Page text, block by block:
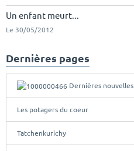
Un enfant meurt...
Le 30/05/2012
Dernières pages
Dernières nouvelles
Les potagers du coeur
Tatchenkurichy